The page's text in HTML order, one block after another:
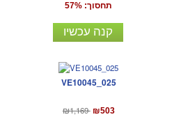
תחסוך: 57%
קנה עכשיו
VE10045_025
₪1,169 ₪503